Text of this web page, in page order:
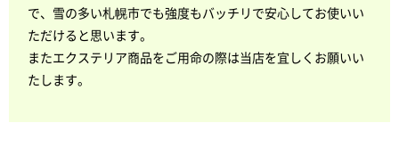
で、雪の多い札幌市でも強度もバッチリで安心してお使いい
ただけると思います。
またエクステリア商品をご用命の際は当店を宜しくお願いい
たします。